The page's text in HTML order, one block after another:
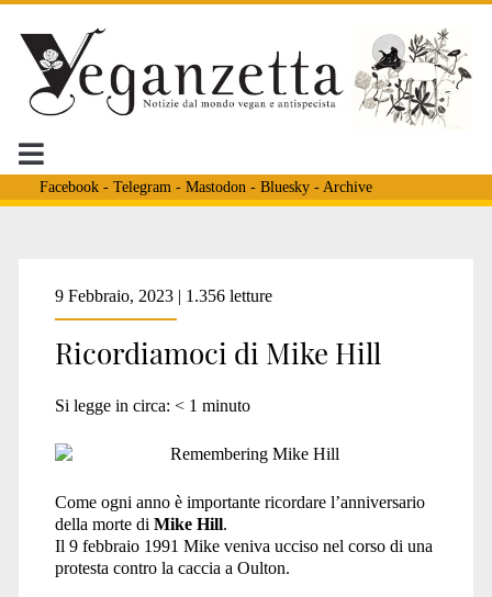
Facebook- Telegram - Mastodon - Bluesky- Archive
Tag:
<span>attivismo
anticaccia</span>
9 Febbraio, 2023 | 1.356 letture
Ricordiamoci di Mike Hill
Si legge in circa: < 1 minuto
Come ogni anno è importante ricordare l’anniversario
della morte di Mike Hill.
Il 9 febbraio 1991 Mike veniva ucciso nel corso di una
protesta contro la caccia a Oulton.